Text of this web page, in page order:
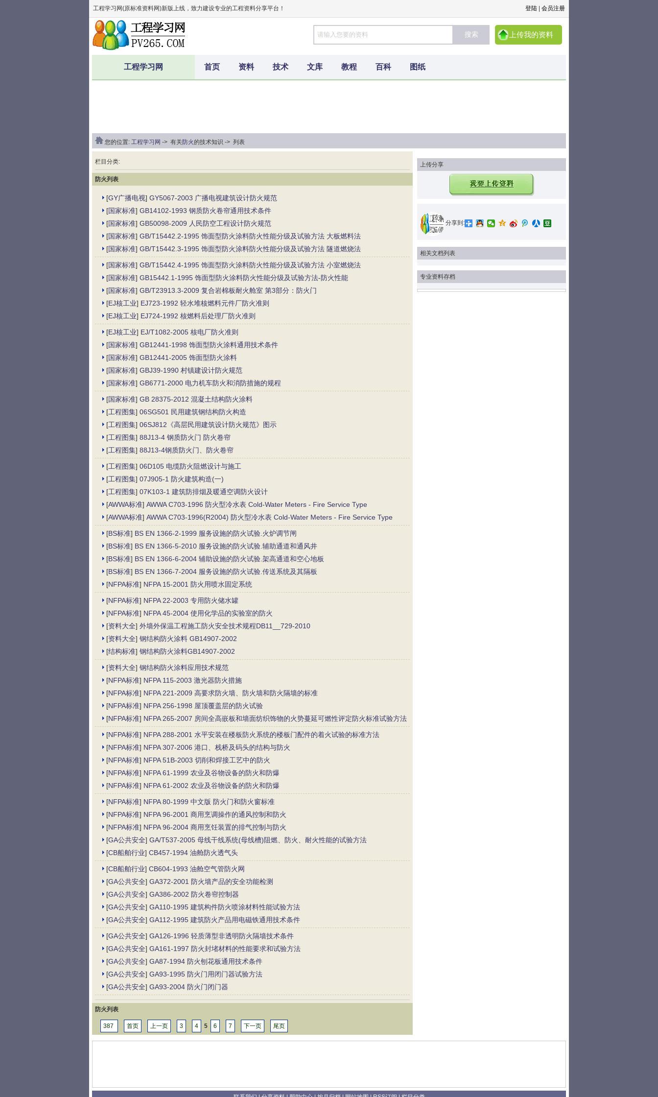
登陆 会员注册
工程学习网(原标准资料网)新版上线，致力建设专业的工程资料分享平台！
上传我的资料
工程学习网 首页 资料 技术 文库 教程 百科 图纸
您的位置: 工程学习网 -> 有关防火的技术知识 -> 列表
上传分享
分享到:
相关文档列表
专业资料存档
栏目分类:
防火列表
[GY广播电视] GY5067-2003 广播电视建筑设计防火规范
[国家标准] GB14102-1993 钢质防火卷帘通用技术条件
[国家标准] GB50098-2009 人民防空工程设计防火规范
[国家标准] GB/T15442.2-1995 饰面型防火涂料防火性能分级及试验方法 大板燃料法
[国家标准] GB/T15442.3-1995 饰面型防火涂料防火性能分级及试验方法 隧道燃烧法
[国家标准] GB/T15442.4-1995 饰面型防火涂料防火性能分级及试验方法 小室燃烧法
[国家标准] GB15442.1-1995 饰面型防火涂料防火性能分级及试验方法-防火性能
[国家标准] GB/T23913.3-2009 复合岩棉板耐火舱室 第3部分：防火门
[EJ核工业] EJ723-1992 轻水堆核燃料元件厂防火准则
[EJ核工业] EJ724-1992 核燃料后处理厂防火准则
[EJ核工业] EJ/T1082-2005 核电厂防火准则
[国家标准] GB12441-1998 饰面型防火涂料通用技术条件
[国家标准] GB12441-2005 饰面型防火涂料
[国家标准] GBJ39-1990 村镇建设计防火规范
[国家标准] GB6771-2000 电力机车防火和消防措施的规程
[国家标准] GB 28375-2012 混凝土结构防火涂料
[工程图集] 06SG501 民用建筑钢结构防火构造
[工程图集] 06SJ812《高层民用建筑设计防火规范》图示
[工程图集] 88J13-4 钢质防火门 防火卷帘
[工程图集] 88J13-4钢质防火门、防火卷帘
[工程图集] 06D105 电缆防火阻燃设计与施工
[工程图集] 07J905-1 防火建筑构造(一)
[工程图集] 07K103-1 建筑防排烟及暖通空调防火设计
[AWWA标准] AWWA C703-1996 防火型冷水表 Cold-Water Meters - Fire Service Type
[AWWA标准] AWWA C703-1996(R2004) 防火型冷水表 Cold-Water Meters - Fire Service Type
[BS标准] BS EN 1366-2-1999 服务设施的防火试验.火炉调节闸
[BS标准] BS EN 1366-5-2010 服务设施的防火试验.辅助通道和通风井
[BS标准] BS EN 1366-6-2004 辅助设施的防火试验.架高通道和空心地板
[BS标准] BS EN 1366-7-2004 服务设施的防火试验.传送系统及其隔板
[NFPA标准] NFPA 15-2001 防火用喷水固定系统
[NFPA标准] NFPA 22-2003 专用防火储水罐
[NFPA标准] NFPA 45-2004 使用化学品的实验室的防火
[资料大全] 外墙外保温工程施工防火安全技术规程DB11__729-2010
[资料大全] 钢结构防火涂料 GB14907-2002
[结构标准] 钢结构防火涂料GB14907-2002
[资料大全] 钢结构防火涂料应用技术规范
[NFPA标准] NFPA 115-2003 激光器防火措施
[NFPA标准] NFPA 221-2009 高要求防火墙、防火墙和防火隔墙的标准
[NFPA标准] NFPA 256-1998 屋顶覆盖层的防火试验
[NFPA标准] NFPA 265-2007 房间全高嵌板和墙面纺织饰物的火势蔓延可燃性评定防火标准试验方法
[NFPA标准] NFPA 288-2001 水平安装在楼板防火系统的楼板门配件的着火试验的标准方法
[NFPA标准] NFPA 307-2006 港口、栈桥及码头的结构与防火
[NFPA标准] NFPA 51B-2003 切削和焊接工艺中的防火
[NFPA标准] NFPA 61-1999 农业及谷物设备的防火和防爆
[NFPA标准] NFPA 61-2002 农业及谷物设备的防火和防爆
[NFPA标准] NFPA 80-1999 中文版 防火门和防火窗标准
[NFPA标准] NFPA 96-2001 商用烹调操作的通风控制和防火
[NFPA标准] NFPA 96-2004 商用烹饪装置的排气控制与防火
[GA公共安全] GA/T537-2005 母线干线系统(母线槽)阻燃、防火、耐火性能的试验方法
[CB船舶行业] CB457-1994 油舱防火透气头
[CB船舶行业] CB604-1993 油舱空气管防火网
[GA公共安全] GA372-2001 防火墙产品的安全功能检测
[GA公共安全] GA386-2002 防火卷帘控制器
[GA公共安全] GA110-1995 建筑构件防火喷涂材料性能试验方法
[GA公共安全] GA112-1995 建筑防火产品用电磁铁通用技术条件
[GA公共安全] GA126-1996 轻质薄型非透明防火隔墙技术条件
[GA公共安全] GA161-1997 防火封堵材料的性能要求和试验方法
[GA公共安全] GA87-1994 防火刨花板通用技术条件
[GA公共安全] GA93-1995 防火门用闭门器试验方法
[GA公共安全] GA93-2004 防火门闭门器
防火列表
387 首页 上一页 3 4 5 6 7 下一页 尾页